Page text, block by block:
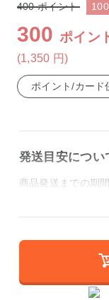
400ポイント 100
300ポイン
(1,350 円)
ポイント/カード
発送目安につい
商品発送までの期